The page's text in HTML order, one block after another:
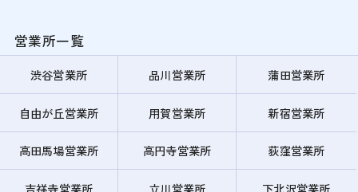
営業所一覧
渋谷営業所 品川営業所 蒲田営業所
自由が丘営業所 用賀営業所 新宿営業所
高田馬場営業所 高円寺営業所 荻窪営業所
吉祥寺営業所 立川営業所 下北沢営業所